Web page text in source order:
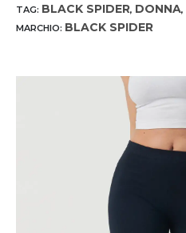
TAG: BLACK SPIDER, DONNA,
MARCHIO: BLACK SPIDER